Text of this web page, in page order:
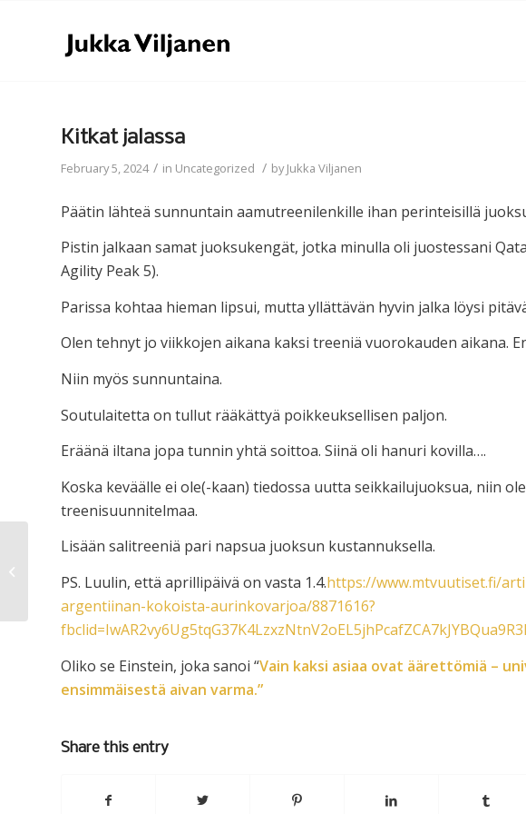
Kitkat jalassa
February 5, 2024 / in Uncategorized / byJukka Viljanen
Päätin lähteä sunnuntain aamutreenilenkille ihan perinteisillä
Pistin jalkaan samat juoksukengät, jotka minulla oli juostessani
Agility Peak 5).
Parissa kohtaa hieman lipsui, mutta yllättävän hyvin jalka löysi
Olen tehnyt jo viikkojen aikana kaksi treeniä vuorokauden aikana.
Niin myös sunnuntaina.
Soutulaitetta on tullut rääkättyä poikkeuksellisen paljon.
Eräänä iltana jopa tunnin yhtä soittoa. Siinä oli hanuri kovilla….
Koska keväälle ei ole(-kaan) tiedossa uutta seikkailujuoksua, niin
treenisuunnitelmaa.
Lisään salitreeniä pari napsua juoksun kustannuksella.
PS. Luulin, että aprillipäivä on vasta 1.4.https://www.mtvuutiset.fi/
argentiinan-kokoista-aurinkovarjoa/8871616?
Oliko se Einstein, joka sanoi “Vain kaksi asiaa ovat äärettömiä –
ensimmäisestä aivan varma.”
Share this entry